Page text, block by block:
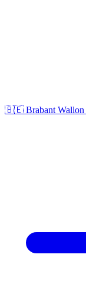
🇧🇪 Brabant Wallon